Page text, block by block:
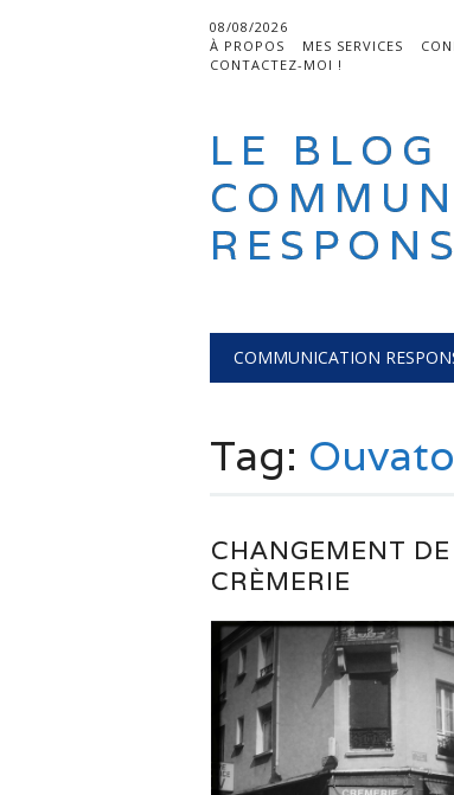
08/08/2026
À PROPOS
MES SERVICES
CONTACTEZ-MOI !
LE
Main menu
COMMUNICATION
Tag:
CHANGEMENT DE
CRÈMERIE